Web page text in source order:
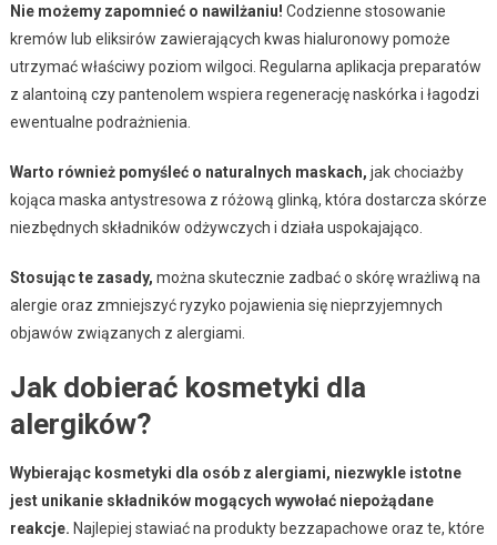
Nie możemy zapomnieć o nawilżaniu! Codzienne stosowanie
kremów lub eliksirów zawierających kwas hialuronowy pomoże
utrzymać właściwy poziom wilgoci. Regularna aplikacja preparatów
z alantoiną czy pantenolem wspiera regenerację naskórka i łagodzi
ewentualne podrażnienia.
Warto również pomyśleć o naturalnych maskach, jak chociażby
kojąca maska antystresowa z różową glinką, która dostarcza skórze
niezbędnych składników odżywczych i działa uspokajająco.
Stosując te zasady, można skutecznie zadbać o skórę wrażliwą na
alergie oraz zmniejszyć ryzyko pojawienia się nieprzyjemnych
objawów związanych z alergiami.
Jak dobierać kosmetyki dla
alergików?
Wybierając kosmetyki dla osób z alergiami, niezwykle istotne
jest unikanie składników mogących wywołać niepożądane
reakcje. Najlepiej stawiać na produkty bezzapachowe oraz te, które